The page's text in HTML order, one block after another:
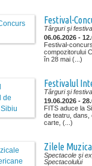
Festival-
Târguri şi
06.06.2026 -
Festival-
compozitorului
în 28 mai (...)
Festivalul
Târguri şi
19.06.2026 -
FITS aduce la
de teatru, dans,
carte, (...)
Zilele
Spectacole şi
Spectacolului